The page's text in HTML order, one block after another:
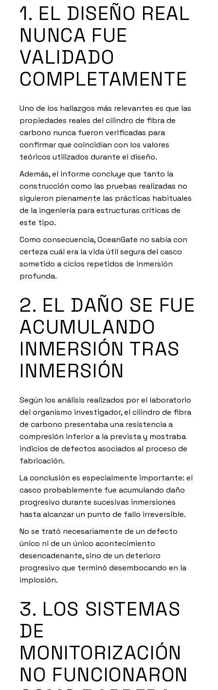
1. EL DISEÑO REAL
NUNCA FUE
VALIDADO
COMPLETAMENTE
Uno de los hallazgos más relevantes es que las
propiedades reales del cilindro de fibra de
carbono nunca fueron verificadas para
confirmar que coincidían con los valores
teóricos utilizados durante el diseño.
Además, el informe concluye que tanto la
construcción como las pruebas realizadas no
siguieron plenamente las prácticas habituales
de la ingeniería para estructuras críticas de
este tipo.
Como consecuencia, OceanGate no sabía con
certeza cuál era la vida útil segura del casco
sometido a ciclos repetidos de inmersión
profunda.
2. EL DAÑO SE FUE
ACUMULANDO
INMERSIÓN TRAS
INMERSIÓN
Según los análisis realizados por el laboratorio
del organismo investigador, el cilindro de fibra
de carbono presentaba una resistencia a
compresión inferior a la prevista y mostraba
indicios de defectos asociados al proceso de
fabricación.
La conclusión es especialmente importante: el
casco probablemente fue acumulando daño
progresivo durante sucesivas inmersiones
hasta alcanzar un punto de fallo irreversible.
No se trató necesariamente de un defecto
único ni de un único acontecimiento
desencadenante, sino de un deterioro
progresivo que terminó desembocando en la
implosión.
3. LOS SISTEMAS
DE
MONITORIZACIÓN
NO FUNCIONARON